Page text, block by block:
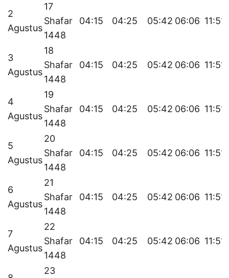
2
Agustus
17
Shafar
1448
04:15 04:25 05:42 06:06 11:51
3
Agustus
18
Shafar
1448
04:15 04:25 05:42 06:06 11:51
4
Agustus
19
Shafar
1448
04:15 04:25 05:42 06:06 11:51
5
Agustus
20
Shafar
1448
04:15 04:25 05:42 06:06 11:51
6
Agustus
21
Shafar
1448
04:15 04:25 05:42 06:06 11:51
7
Agustus
22
Shafar
1448
04:15 04:25 05:42 06:06 11:51
23